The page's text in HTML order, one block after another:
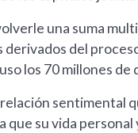
una suma
del
los 70 millones de
sentimental
su vida